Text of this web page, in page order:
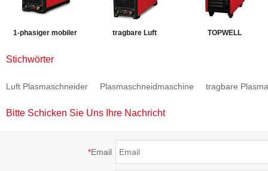
1-phasiger mobiler
CUT-40Di
tragbare Luft TOPWELL
Stichwörter
Luft Plasmaschneider Plasmaschneidmaschine tragbare
Bitte Schicken Sie Uns Ihre Nachricht
*Email